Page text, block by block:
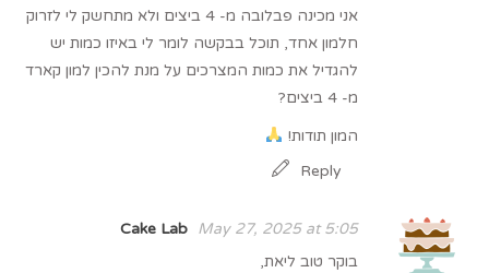
אני מכינה פבלובה מ- 4 ביצים ולא מתחשק לי לזרוק
חלמון אחד, תוכל בבקשה לומר לי באיזו כמות יש
להגדיל את כמות המצרכים על מנת להכין למון קארד
מ- 4 ביצים?
המון תודות!
Reply
Cake Lab
May 27, 2025 at 5:05
בוקר טוב ליאת,